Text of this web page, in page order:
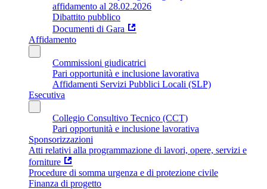
affidamento al 28.02.2026
Dibattito pubblico
Documenti di Gara
Affidamento
Commissioni giudicatrici
Pari opportunità e inclusione lavorativa
Affidamenti Servizi Pubblici Locali (SLP)
Esecutiva
Collegio Consultivo Tecnico (CCT)
Pari opportunità e inclusione lavorativa
Sponsorizzazioni
Atti relativi alla programmazione di lavori, opere, servizi e
forniture
Procedure di somma urgenza e di protezione civile
Finanza di progetto